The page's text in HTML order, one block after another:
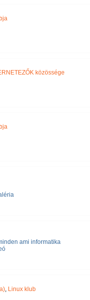
közössége
ami informatika
, Linux klub